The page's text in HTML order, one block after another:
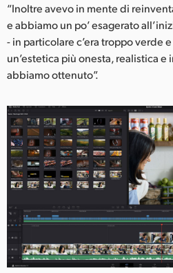
Portugal
Singapore
Sweden
Chinese Taipei
Ukraine
“Inoltre avevo in mente di
e abbiamo un po’ esagerato
- in particolare c’era troppo verde
un’estetica più onesta, realistica e
abbiamo ottenuto”.